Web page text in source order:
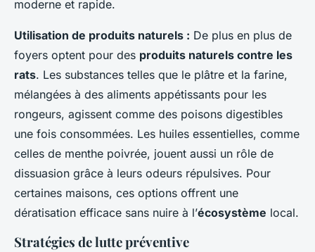
moderne et rapide.
Utilisation de produits naturels : De plus en plus de
foyers optent pour des produits naturels contre les
rats. Les substances telles que le plâtre et la farine,
mélangées à des aliments appétissants pour les
rongeurs, agissent comme des poisons digestibles
une fois consommées. Les huiles essentielles, comme
celles de menthe poivrée, jouent aussi un rôle de
dissuasion grâce à leurs odeurs répulsives. Pour
certaines maisons, ces options offrent une
dératisation efficace sans nuire à l’écosystème local.
Stratégies de lutte préventive